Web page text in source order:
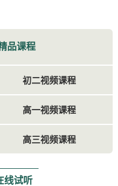
品课程
初二视频课程
高一视频课程
高三视频课程
线试听